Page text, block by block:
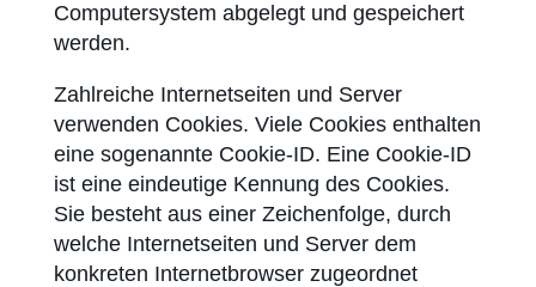
Computersystem abgelegt und gespeichert
werden.
Zahlreiche Internetseiten und Server
verwenden Cookies. Viele Cookies enthalten
eine sogenannte Cookie-ID. Eine Cookie-ID
ist eine eindeutige Kennung des Cookies.
Sie besteht aus einer Zeichenfolge, durch
welche Internetseiten und Server dem
konkreten Internet­browser zugeordnet